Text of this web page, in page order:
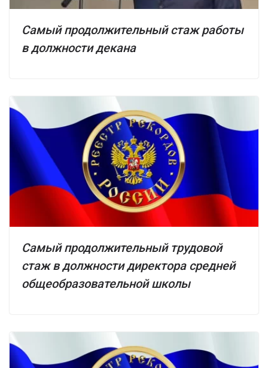
Самый продолжительный стаж работы
в должности декана
Самый продолжительный трудовой
стаж в должности директора средней
общеобразовательной школы